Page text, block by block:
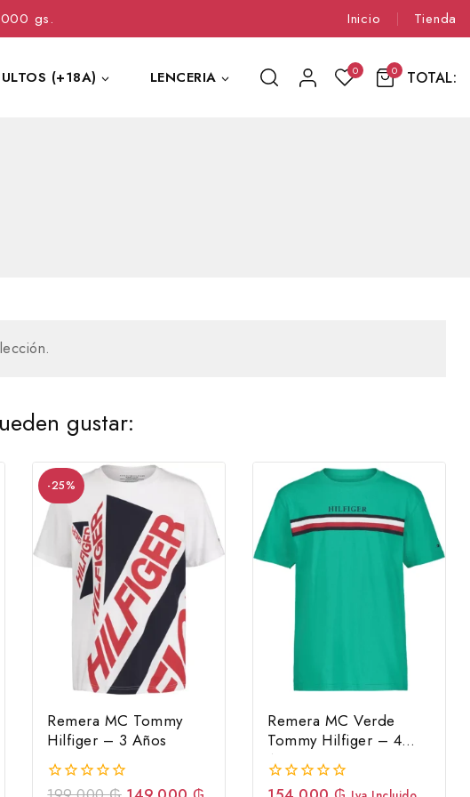
gs. Inicio Tienda
(+18A) LENCERIA 0 0 TOTAL:
gustar:
-25%
Remera MC Tommy
Hilfiger – 3 Años
0
Remera MC Verde
Tommy Hilfiger – 4
Años
0